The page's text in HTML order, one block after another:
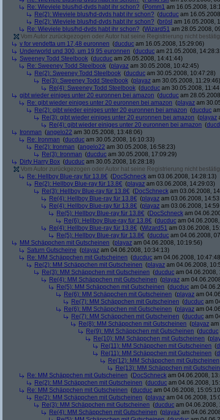
Re: Wieviele blus/hd-dvds habt ihr schon? (Pomm1 am 16.05.2008,
Re(2): Wieviele blus/hd-dvds habt ihr schon? (ducduc am
Re(2): Wieviele blus/hd-dvds habt ihr schon? (brösl am 16.05.2008,
Re: Wieviele blus/hd-dvds habt ihr schon? (Wizard51 am 28.05.2008,
Vom Autor zurückgezogen oder Autor hat seine Registrierung nicht
v for vendetta um 17,48 euronnen (ducduc am 16.05.2008, 15:29:06)
Underworld und 300, um 19,95 euronnen (ducduc am 21.05.2008,
Sweeney Todd Steelbook (ducduc am 26.05.2008, 14:41:44)
Re: Sweeney Todd Steelbook (playaz am 30.05.2008, 10:42:45)
Re(2): Sweeney Todd Steelbook (ducduc am 30.05.2008, 10:47:28)
Re(3): Sweeney Todd Steelbook (playaz am 30.05.2008, 11:29:46)
Re(4): Sweeney Todd Steelbook (ducduc am 30.05.2008,
gibt wieder einiges unter 20 euronnen bei amazon (ducduc am
Re: gibt wieder einiges unter 20 euronnen bei amazon (playaz am
Re(2): gibt wieder einiges unter 20 euronnen bei amazon (ducduc
Re(3): gibt wieder einiges unter 20 euronnen bei amazon (playaz
Re(4): gibt wieder einiges unter 20 euronnen bei amazon (
Ironman (angelo22 am 30.05.2008, 13:48:06)
Re: Ironman (ducduc am 30.05.2008, 16:10:33)
Re(2): Ironman (angelo22 am 30.05.2008, 16:58:23)
Re(3): Ironman (ducduc am 30.05.2008, 17:09:29)
Dirty Harry Box (ducduc am 30.05.2008, 16:28:18)
Vom Autor zurückgezogen oder Autor hat seine Registrierung nicht
Re: Hellboy Blue-ray für 13.8€ (DocSchneck am 03.06.2008, 14:28:13)
Re(2): Hellboy Blue-ray für 13.8€ (playaz am 03.06.2008, 14:29:03)
Re(3): Hellboy Blue-ray für 13.8€ (DocSchneck am 03.06.2008,
Re(4): Hellboy Blue-ray für 13.8€ (playaz am 03.06.2008,
Re(4): Hellboy Blue-ray für 13.8€ (playaz am 03.06.2008,
Re(5): Hellboy Blue-ray für 13.8€ (DocSchneck am
Re(6): Hellboy Blue-ray für 13.8€ (ducduc am
Re(4): Hellboy Blue-ray für 13.8€ (Wizard51 am 03.06.2008,
Re(5): Hellboy Blue-ray für 13.8€ (ducduc am 04.06.2008,
MM Schäppchen mit Gutscheinen (playaz am 04.06.2008, 10:19:56)
Saturn Gutscheine (playaz am 04.06.2008, 10:34:13)
Re: MM Schäppchen mit Gutscheinen (ducduc am 04.06.2008,
Re(2): MM Schäppchen mit Gutscheinen (playaz am 04.06.2008,
Re(3): MM Schäppchen mit Gutscheinen (ducduc am 04.06.2008,
Re(4): MM Schäppchen mit Gutscheinen (playaz am
Re(5): MM Schäppchen mit Gutscheinen (ducduc am
Re(6): MM Schäppchen mit Gutscheinen (playaz am
Re(7): MM Schäppchen mit Gutscheinen (ducduc am
Re(6): MM Schäppchen mit Gutscheinen (playaz am
Re(7): MM Schäppchen mit Gutscheinen (ducduc am
Re(8): MM Schäppchen mit Gutscheinen (playaz
Re(9): MM Schäppchen mit Gutscheinen (ducduc
Re(10): MM Schäppchen mit Gutscheinen (
Re(11): MM Schäppchen mit Gutscheinen (
Re(11): MM Schäppchen mit Gutscheinen (
Re(12): MM Schäppchen mit Gutscheinen
Re(13): MM Schäppchen mit
Re: MM Schäppchen mit Gutscheinen (DocSchneck am 04.06.2008,
Re(2): MM Schäppchen mit Gutscheinen (ducduc am 04.06.2008,
Re: MM Schäppchen mit Gutscheinen (ducduc am 04.06.2008,
Re(2): MM Schäppchen mit Gutscheinen (playaz am 04.06.2008,
Re(3): MM Schäppchen mit Gutscheinen (ducduc am 04.06.2008,
Re(4): MM Schäppchen mit Gutscheinen (playaz am